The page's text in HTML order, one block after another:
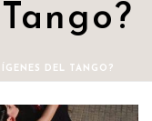
DEL TANGO?